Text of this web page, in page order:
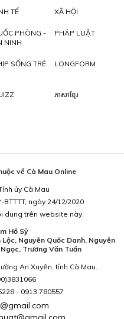
TẾ XÃ HỘI
PHÒNG -
NINH
PHÁP LUẬT
SỐNG TRẺ LONGFORM
ភាសាខ្មែរ
về Cà Mau Online
ủy Cà Mau
ngày 24/12/2020
dung trên website này.
Hồ Sỹ
Nguyễn Quốc Danh, Nguyễn
Trương Văn Tuấn
An Xuyên, tỉnh Cà Mau.
- 0913.780557